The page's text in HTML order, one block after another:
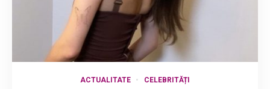
ACTUALITATE CELEBRITĂȚI